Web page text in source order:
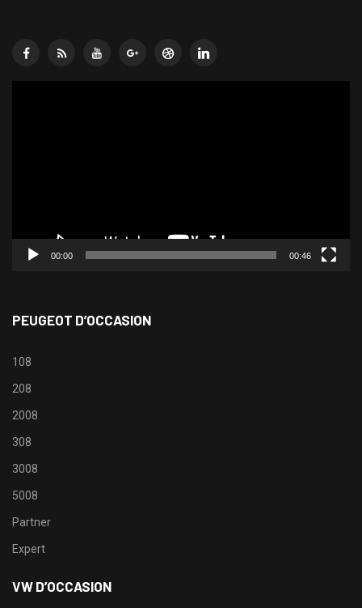
00:00 00:46
PEUGEOT D’OCCASION
108
208
2008
308
3008
5008
Partner
Expert
VW D’OCCASION